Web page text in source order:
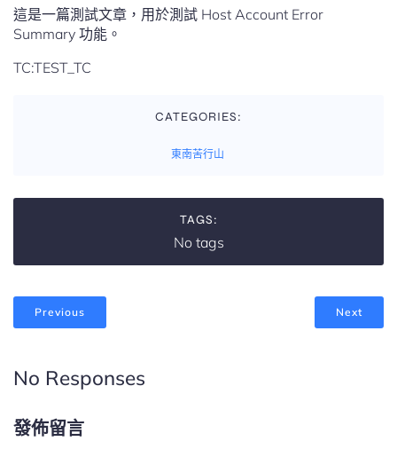
這是一篇測試文章，用於測試 Host Account Error
Summary 功能。
TC:TEST_TC
CATEGORIES:
東南苦行山
TAGS:
No tags
Previous Next
No Responses
發佈留言